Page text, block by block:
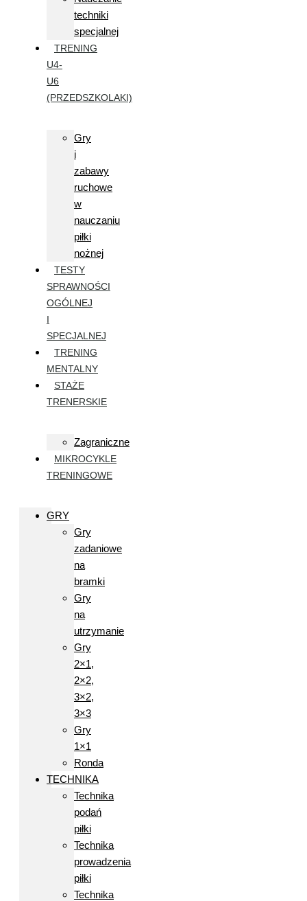
techniki
specjalnej
TRENING
U4-
U6
(PRZEDSZKOLAKI)
Gry
i
zabawy
ruchowe
w
nauczaniu
piłki
nożnej
TESTY
SPRAWNOŚCI
OGÓLNEJ
I
SPECJALNEJ
TRENING
MENTALNY
STAŻE
TRENERSKIE
Zagraniczne
MIKROCYKLE
TRENINGOWE
GRY
Gry
zadaniowe
na
bramki
Gry
na
utrzymanie
Gry
2×1,
2×2,
3×2,
3×3
Gry
1×1
Ronda
TECHNIKA
Technika
podań
piłki
Technika
prowadzenia
piłki
Technika